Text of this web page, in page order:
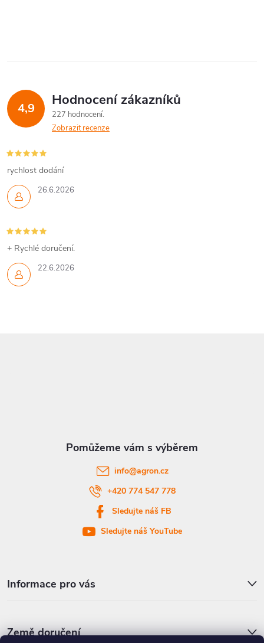
4,9 Hodnocení zákazníků
227 hodnocení
Zobrazit recenze
26.6.2026
rychlost dodání
22.6.2026
+ Rychlé doručení.
Informace pro vás
Země doručení
info@agron.cz
+420 774 547 778
Sledujte náš FB
Sledujte náš YouTube